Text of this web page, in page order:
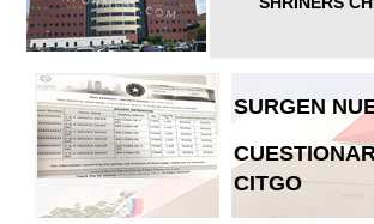
SURGEN
CITGO